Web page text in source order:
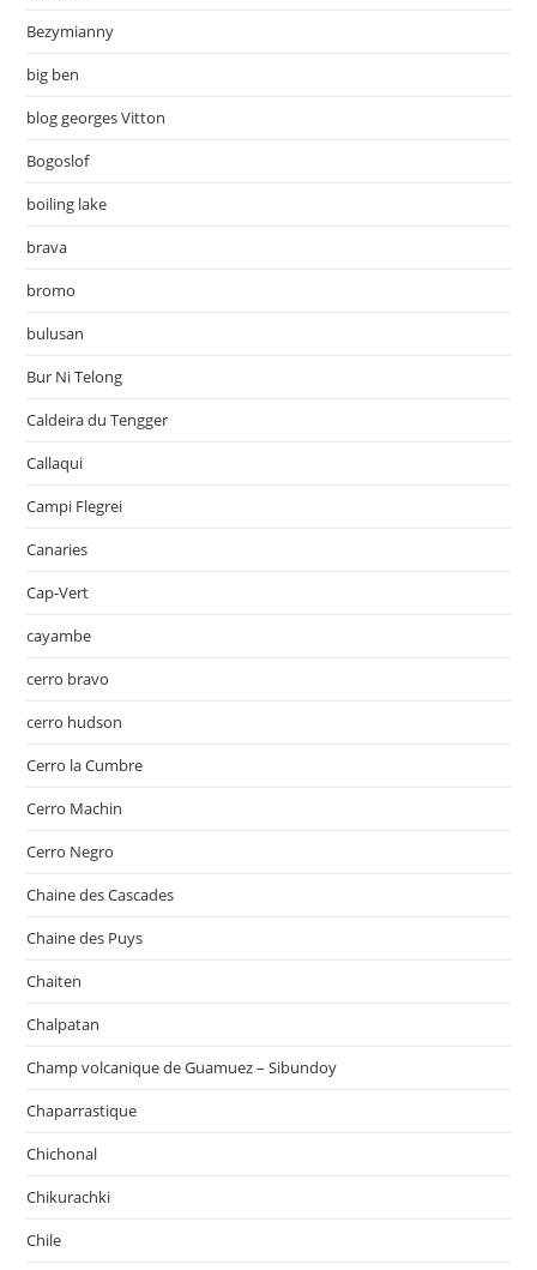
Bezymianny
big ben
blog georges Vitton
Bogoslof
boiling lake
brava
bromo
bulusan
Bur Ni Telong
Caldeira du Tengger
Callaqui
Campi Flegrei
Canaries
Cap-Vert
cayambe
cerro bravo
cerro hudson
Cerro la Cumbre
Cerro Machin
Cerro Negro
Chaine des Cascades
Chaine des Puys
Chaiten
Chalpatan
Champ volcanique de Guamuez – Sibundoy
Chaparrastique
Chichonal
Chikurachki
Chile